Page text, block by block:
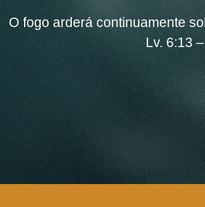
O fogo arderá continuamente
Lv. 6:13